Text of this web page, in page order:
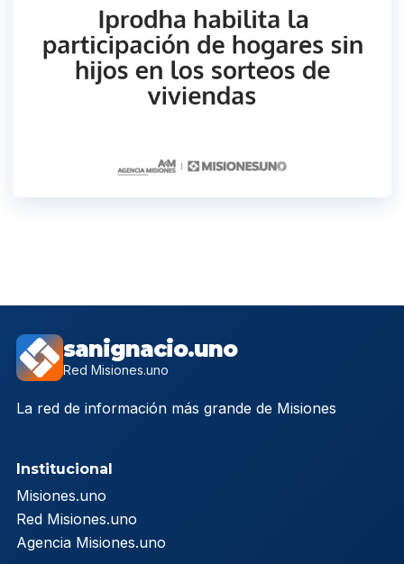
sanignacio.uno
Red Misiones.uno
La red de información más grande de Misiones
Institucional
Misiones.uno
Red Misiones.uno
Agencia Misiones.uno